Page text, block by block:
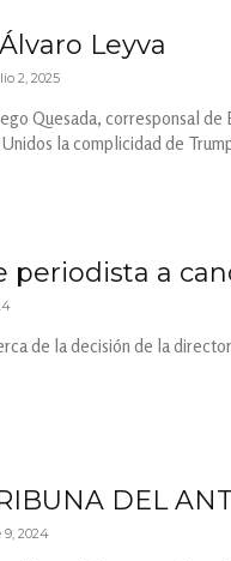
Leyva
2, 2025
Quesada, corresponsal
la complicidad de
periodista a
de la decisión de la
DEL
2024